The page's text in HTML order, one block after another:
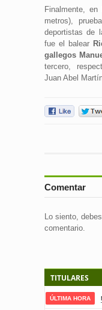
Finalmente,
metros),
deportistas de
fue el balear
gallegos
tercero,
Juan Abel
Comentar
Lo siento,
comentario.
TITULARES
ÚLTIMA HORA